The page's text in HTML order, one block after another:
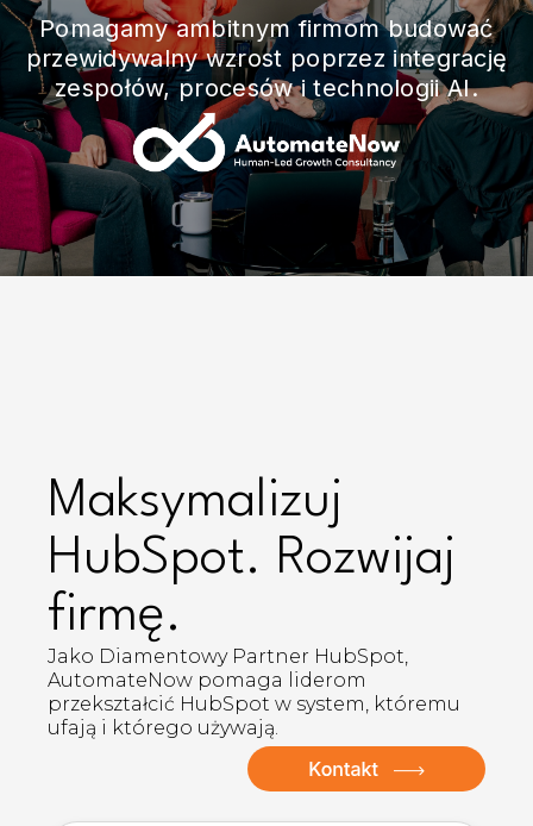
Pomagamy ambitnym firmom budować
przewidywalny wzrost poprzez integrację
zespołów, procesów i technologii AI.
Maksymalizuj
HubSpot. Rozwijaj
firmę.
Jako Diamentowy Partner HubSpot,
AutomateNow pomaga liderom
przekształcić HubSpot w system, któremu
ufają i którego używają.